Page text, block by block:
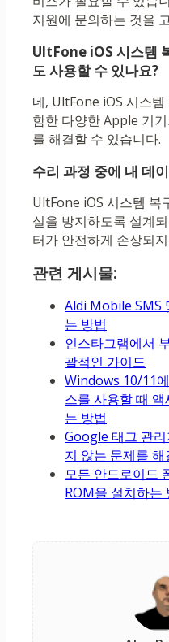
지원에 문의하는 것을
UltFone iOS 시스템
도 사용할 수 있나요?
네, UltFone iOS 시스
함한 다양한 Apple 기
를 해결할 수 있습니다.
수리 과정 중에 내 데
UltFone iOS 시스템 복
실을 방지하도록 설계
터가 안전하게 손상되
관련 게시물:
Aldi Mobile SMS
는 방법
인스타그램에서
괄적인 가이드
Windows 10/11
스를 사용할 때
는 방법
Google 태그 관
지 않는 문제를 해
모든 안드로이드
ROM을 설치하는